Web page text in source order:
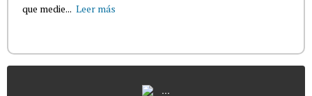
que medie... Leer más
...